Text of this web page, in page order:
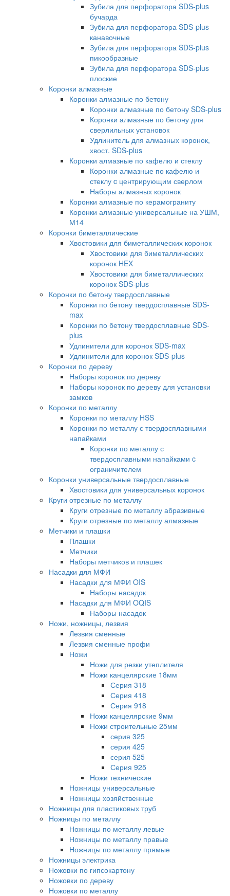
Зубила для перфоратора SDS-plus
бучарда
Зубила для перфоратора SDS-plus
канавочные
Зубила для перфоратора SDS-plus
пикообразные
Зубила для перфоратора SDS-plus
плоские
Коронки алмазные
Коронки алмазные по бетону
Коронки алмазные по бетону SDS-plus
Коронки алмазные по бетону для
сверлильных установок
Удлинитель для алмазных коронок,
хвост. SDS-plus
Коронки алмазные по кафелю и стеклу
Коронки алмазные по кафелю и
стеклу c центрирующим сверлом
Наборы алмазных коронок
Коронки алмазные по керамограниту
Коронки алмазные универсальные на УШМ,
М14
Коронки биметаллические
Хвостовики для биметаллических коронок
Хвостовики для биметаллических
коронок HEX
Хвостовики для биметаллических
коронок SDS-plus
Коронки по бетону твердосплавные
Коронки по бетону твердосплавные SDS-
max
Коронки по бетону твердосплавные SDS-
plus
Удлинители для коронок SDS-max
Удлинители для коронок SDS-plus
Коронки по дереву
Наборы коронок по дереву
Наборы коронок по дереву для установки
замков
Коронки по металлу
Коронки по металлу HSS
Коронки по металлу с твердосплавными
напайками
Коронки по металлу с
твердосплавными напайками c
ограничителем
Коронки универсальные твердосплавные
Хвостовики для универсальных коронок
Круги отрезные по металлу
Круги отрезные по металлу абразивные
Круги отрезные по металлу алмазные
Метчики и плашки
Плашки
Метчики
Наборы метчиков и плашек
Насадки для МФИ
Насадки для МФИ OIS
Наборы насадок
Насадки для МФИ OQIS
Наборы насадок
Ножи, ножницы, лезвия
Лезвия сменные
Лезвия сменные профи
Ножи
Ножи для резки утеплителя
Ножи канцелярские 18мм
Серия 318
Серия 418
Серия 918
Ножи канцелярские 9мм
Ножи строительные 25мм
серия 325
серия 425
серия 525
Серия 925
Ножи технические
Ножницы универсальные
Ножницы хозяйственные
Ножницы для пластиковых труб
Ножницы по металлу
Ножницы по металлу левые
Ножницы по металлу правые
Ножницы по металлу прямые
Ножницы электрика
Ножовки по гипсокартону
Ножовки по дереву
Ножовки по металлу